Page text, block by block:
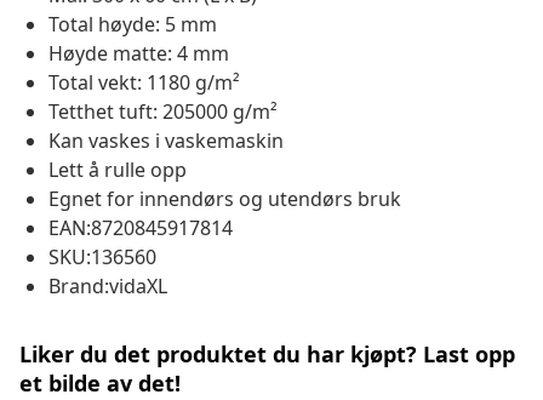
Total høyde: 5 mm
Høyde matte: 4 mm
Total vekt: 1180 g/m²
Tetthet tuft: 205000 g/m²
Kan vaskes i vaskemaskin
Lett å rulle opp
Egnet for innendørs og utendørs bruk
EAN:8720845917814
SKU:136560
Brand:vidaXL
Liker du det produktet du har kjøpt? Last opp
et bilde av det!